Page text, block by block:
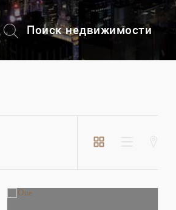
Поиск недвижимости
+7 (495) 228-82-08